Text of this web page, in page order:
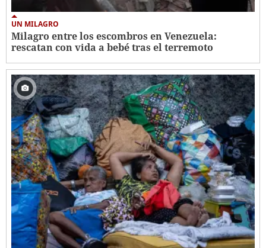
UN MILAGRO
Milagro entre los escombros en Venezuela:
rescatan con vida a bebé tras el terremoto